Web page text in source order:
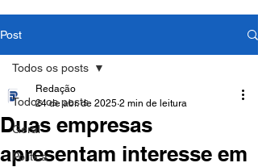
Post
Todos os posts
Geral
Política
Todos os posts
Duas empresas
apresentam interesse em
Redação
24 de abr. de 2025 2 min de leitura